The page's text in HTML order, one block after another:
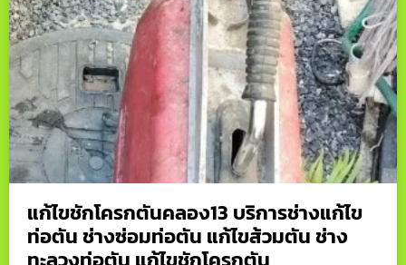
แก้ไขชักโครกตันคลอง13 บริการช่างแก้ไข
ท่อตัน ช่างซ่อมท่อตัน แก้ไขส้วมตัน ช่าง